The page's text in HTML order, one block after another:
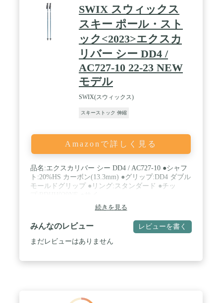
SWIX スウィックス
スキー ポール・スト
ック<2023>エクスカ
リバー シー DD4 /
AC727-10 22-23 NEW
モデル
SWIX(スウィックス)
スキーストック 伸縮
Amazonで詳しく見る
品名:エクスカリバー シー DD4 / AC727-10 ●シャフ
ト:20%HS カーボン(13.3mm) ●グリップ:DD4 ダブル
モールドグリップ ●リング:スタンダード ●チッ
ズ:100cm/105cm/110cm/115cm/120cm/125cm / 品名:エ
クスカリバー シー DD4 / AC727-10 / シャフ
ト:20%HS カーボン(13.3mm) / グリップ:DD4 ダブル
モールドグリップ / リング:スタンダード
続きを見る
みんなのレビュー レビューを書く
まだレビューはありません